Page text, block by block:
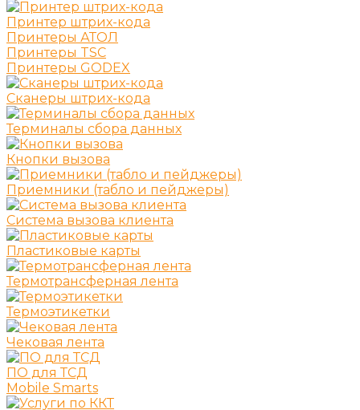
Принтер штрих-кода
Принтеры АТОЛ
Принтеры TSC
Принтеры GODEX
Сканеры штрих-кода
Терминалы сбора данных
Кнопки вызова
Приемники (табло и пейджеры)
Система вызова клиента
Пластиковые карты
Термотрансферная лента
Термоэтикетки
Чековая лента
ПО для ТСД
Mobile Smarts